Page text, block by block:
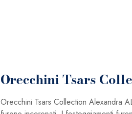
Orecchini Tsars
Orecchini Tsars Collection Alexandra